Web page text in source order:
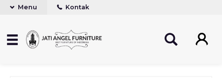
Menu Kontak